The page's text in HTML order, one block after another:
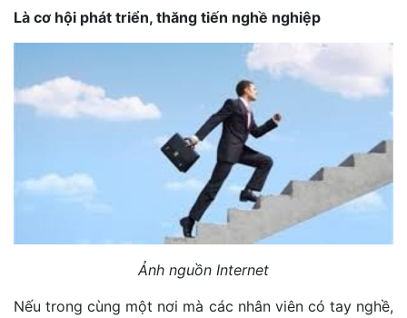
Là cơ hội phát triển, thăng tiến nghề nghiệp
Ảnh nguồn Internet
Nếu trong cùng một nơi mà các nhân viên có tay nghề,